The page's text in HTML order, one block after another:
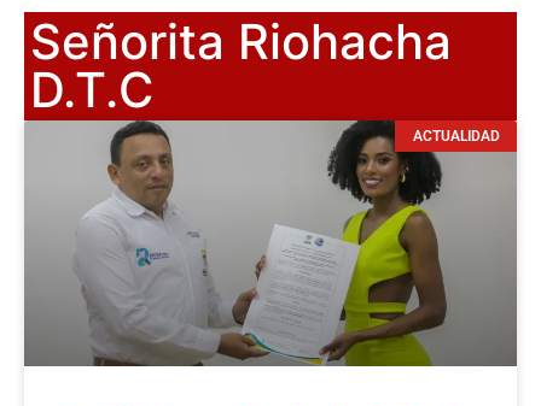
Señorita Riohacha
D.T.C
ACTUALIDAD